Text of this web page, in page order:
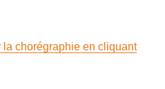
chorégraphie en cliquant